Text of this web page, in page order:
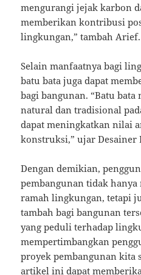
mengurangi jejak karbon
memberikan kontribusi
lingkungan,” tambah Arief.
Selain manfaatnya bagi
batu bata juga dapat
bagi bangunan. “Batu
natural dan tradisional
dapat meningkatkan nilai
konstruksi,” ujar
Dengan demikian,
pembangunan tidak
ramah lingkungan, tetapi
tambah bagi bangunan
yang peduli terhadap
mempertimbangkan
proyek pembangunan kita
artikel ini dapat